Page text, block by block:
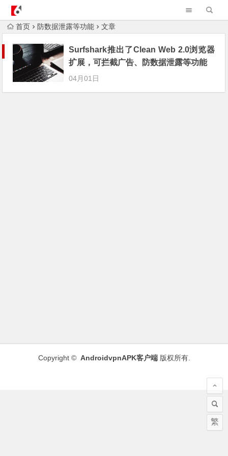
AndroidvpnAPK
首页 防数据泄露等功能 文章
Surfshark推出了Clean Web 2.0浏览器
扩展，可拦截广告、防数据泄露等功能
04月01日
Copyright © AndroidvpnAPK客户端版权所有.
繁